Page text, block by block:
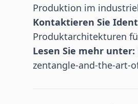
Produktion im
Kontaktieren Sie
Produktarchitekturen
Lesen Sie mehr unter:
zentangle-and-the-art-